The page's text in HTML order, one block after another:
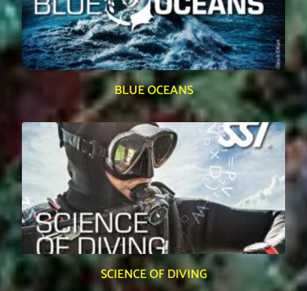
BLUE OCEANS
SCIENCE OF DIVING